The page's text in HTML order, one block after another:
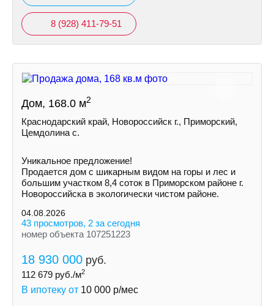
8 (928) 411-79-51
Дом, 168.0 м2
Краснодарский край, Новороссийск г., Приморский,
Цемдолина с.
Уникальное предложение!
Продается дом с шикарным видом на горы и лес и
большим участком 8,4 соток в Приморском районе г.
Новороссийска в экологически чистом районе.
04.08.2026
43 просмотров, 2 за сегодня
номер объекта 107251223
18 930 000 руб.
112 679 руб./м2
В ипотеку от 10 000 р/мес